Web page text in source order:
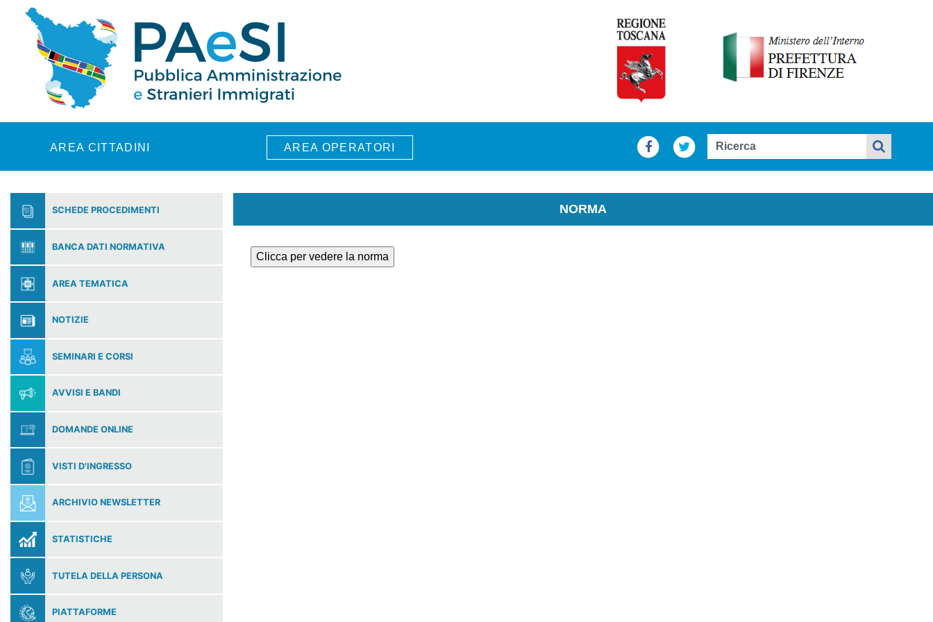
Skip to main content
AREA CITTADINI AREA OPERATORI
SCHEDE PROCEDIMENTI
BANCA DATI NORMATIVA
AREA TEMATICA
NOTIZIE
SEMINARI E CORSI
AVVISI E BANDI
DOMANDE ONLINE
VISTI D'INGRESSO
ARCHIVIO NEWSLETTER
STATISTICHE
TUTELA DELLA PERSONA
PIATTAFORME
NORMA
Clicca per vedere la norma